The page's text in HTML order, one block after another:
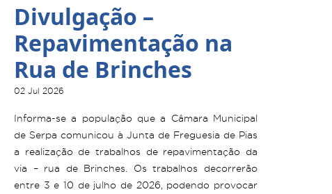
Divulgação –
Repavimentação na
Rua de Brinches
02 Jul 2026
Informa-se a população que a Câmara Municipal
de Serpa comunicou à Junta de Freguesia de Pias
a realização de trabalhos de repavimentação da
via – rua de Brinches. Os trabalhos decorrerão
entre 3 e 10 de julho de 2026, podendo provocar